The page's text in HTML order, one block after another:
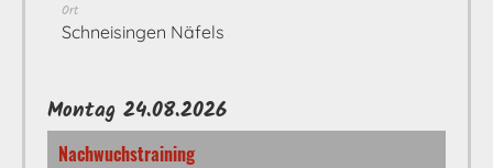
Ort
Schneisingen Näfels
Montag 24.08.2026
Nachwuchstraining